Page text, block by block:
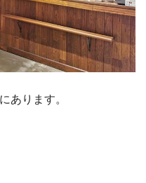
あります。